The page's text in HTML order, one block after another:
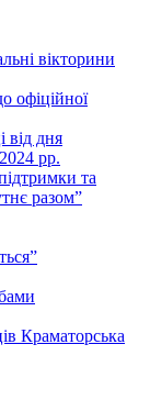
вікторини
офіційної
від дня
рр.
та
разом”
Краматорська